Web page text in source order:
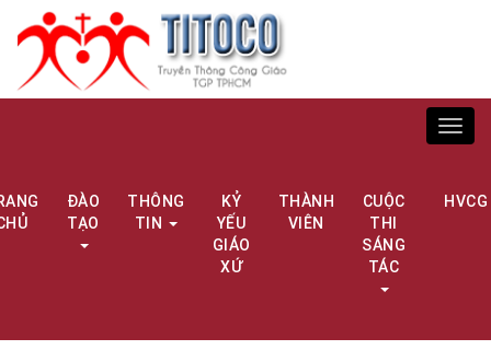
ĐÀO
TẠO
THÔNG
TIN
KỶ
YẾU
GIÁO
XỨ
THÀNH
VIÊN
CUỘC
THI
SÁNG
TÁC
HVCG